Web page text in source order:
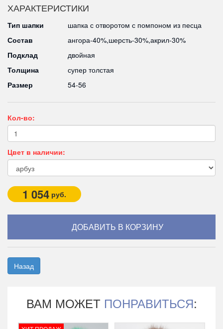
ХАРАКТЕРИСТИКИ
Тип шапки
шапка с отворотом с помпоном из песца
Состав
ангора-40%,шерсть-30%,акрил-30%
Подклад
двойная
Толщина
супер толстая
Размер
54-56
Кол-во:
Цвет в наличии:
1 054 руб.
Назад
ВАМ МОЖЕТ ПОНРАВИТЬСЯ: